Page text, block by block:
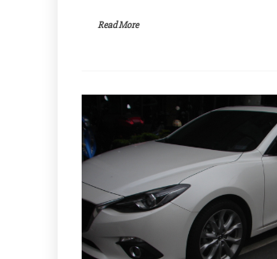
Read More